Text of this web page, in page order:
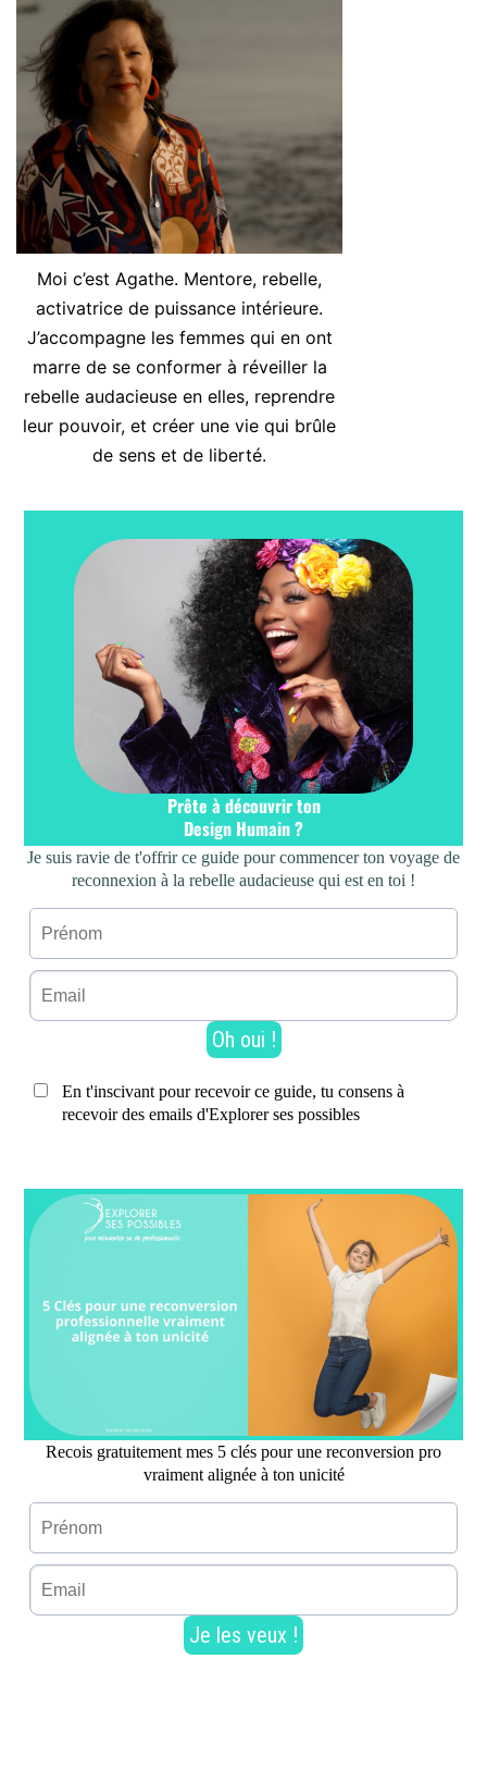
Moi c’est Agathe. Mentore, rebelle,
activatrice de puissance intérieure.
J’accompagne les femmes qui en ont
marre de se conformer à réveiller la
rebelle audacieuse en elles, reprendre
leur pouvoir, et créer une vie qui brûle
de sens et de liberté.